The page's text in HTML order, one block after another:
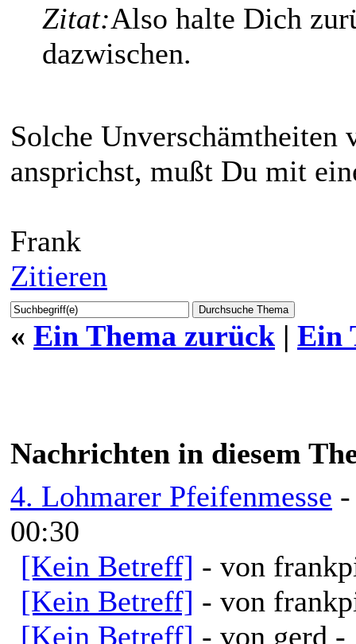
Zitat:Also halte Dich
dazwischen.
Solche
ansprichst, mußt Du mit
Frank
Zitieren
« Ein Thema zurück | Ein
Nachrichten in diesem
4. Lohmarer Pfeifenmesse
00:30
[Kein Betreff] - von
[Kein Betreff] - von
[Kein Betreff] - von gerd -